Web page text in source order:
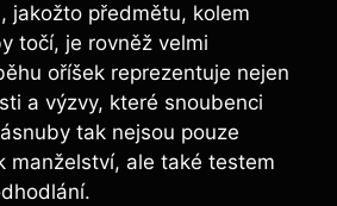
jakožto předmětu, kolem
točí, je rovněž velmi
oříšek reprezentuje nejen
a výzvy, které snoubenci
tak nejsou pouze
manželství, ale také testem